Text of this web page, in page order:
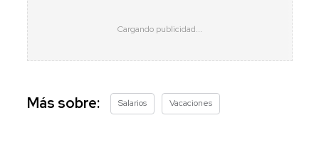
Más sobre: Salarios Vacaciones